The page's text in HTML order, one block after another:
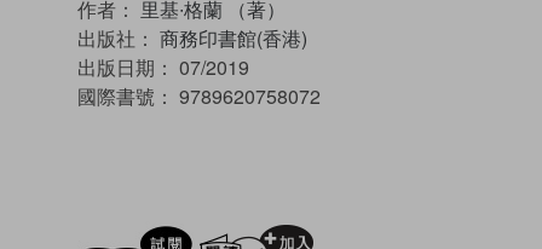
作者： 里基∙格蘭 （著）
出版社： 商務印書館(香港)
出版日期： 07/2019
國際書號： 9789620758072
試閲